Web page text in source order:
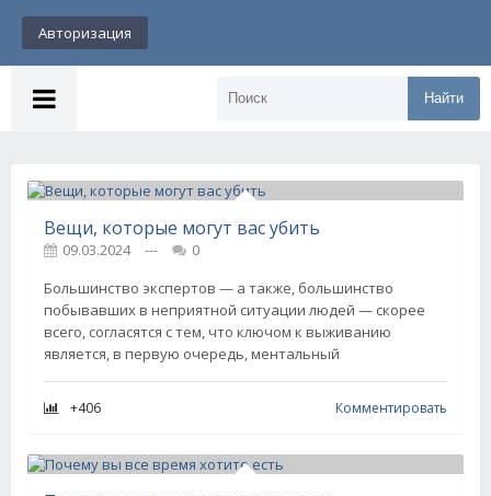
Авторизация
Найти
Вещи, которые могут вас убить
09.03.2024 ---
0
Большинство экспертов — а также, большинство
побывавших в неприятной ситуации людей — скорее
всего, согласятся с тем, что ключом к выживанию
является, в первую очередь, ментальный
+406 Комментировать